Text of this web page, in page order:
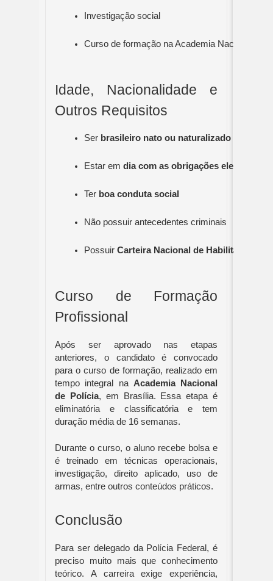
Investigação social
Curso de formação na Academia Nacional de
Idade, Nacionalidade e
Outros Requisitos
Ser brasileiro nato ou naturalizado
Estar em dia com as obrigações eleitorais e
Ter boa conduta social
Não possuir antecedentes criminais
Possuir Carteira Nacional de Habilitação,
Curso de Formação
Profissional
Após ser aprovado nas etapas
anteriores, o candidato é convocado
para o curso de formação, realizado em
tempo integral na Academia Nacional
de Polícia, em Brasília. Essa etapa é
eliminatória e classificatória e tem
duração média de 16 semanas.
Durante o curso, o aluno recebe bolsa e
é treinado em técnicas operacionais,
investigação, direito aplicado, uso de
armas, entre outros conteúdos práticos.
Conclusão
Para ser delegado da Polícia Federal, é
preciso muito mais que conhecimento
teórico. A carreira exige experiência,